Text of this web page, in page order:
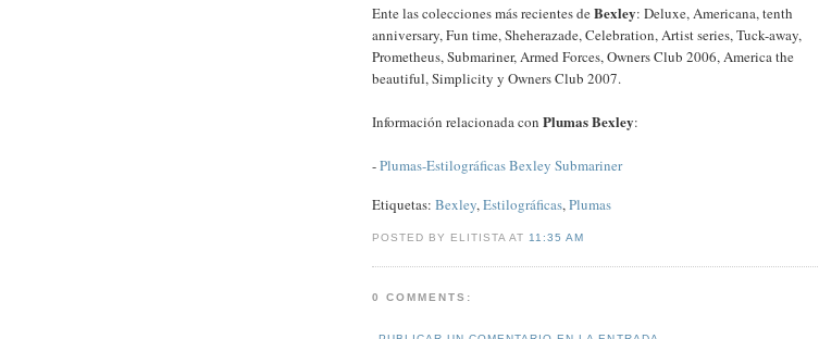
Ente las colecciones más recientes deBexley: Deluxe, Americana, tenth
anniversary, Fun time, Sheherazade, Celebration, Artist series, Tuck-away,
Prometheus, Submariner, Armed Forces, Owners Club 2006, America the
beautiful, Simplicity y Owners Club 2007.
Información relacionada con Plumas Bexley:
-Plumas-Estilográficas Bexley Submariner
Etiquetas: Bexley,Estilográficas,Plumas
POSTED BY ELITISTA AT 11:35 AM
0 COMMENTS: